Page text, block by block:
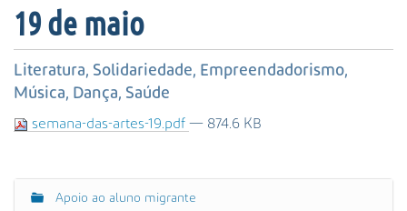
u
s
A
v
ç
19 de maio
Literatura, Solidariedade, Empreendadorismo,
Música, Dança, Saúde
semana-das-artes-19.pdf — 874.6 KB
N
Apoio ao aluno migrante